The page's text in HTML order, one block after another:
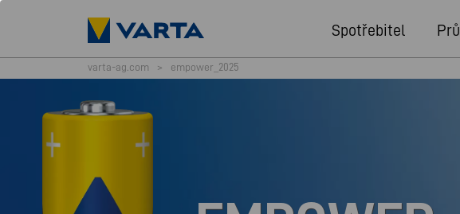
Spotřebitel
varta-ag.com > empower_2025